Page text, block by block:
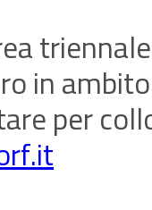
in
per